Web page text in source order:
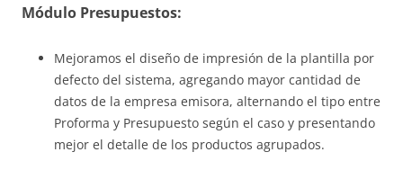
Módulo Presupuestos:
Mejoramos el diseño de impresión de la plantilla por
defecto del sistema, agregando mayor cantidad de
datos de la empresa emisora, alternando el tipo entre
Proforma y Presupuesto según el caso y presentando
mejor el detalle de los productos agrupados.